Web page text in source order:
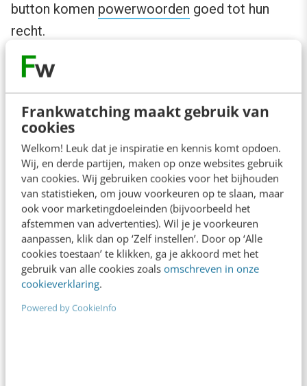
Frankwatching maakt gebruik van
cookies
Welkom! Leuk dat je inspiratie en kennis komt opdoen.
Wij, en derde partijen, maken op onze websites gebruik
van cookies. Wij gebruiken cookies voor het bijhouden
van statistieken, om jouw voorkeuren op te slaan, maar
ook voor marketingdoeleinden (bijvoorbeeld het
afstemmen van advertenties). Wil je je voorkeuren
aanpassen, klik dan op ‘Zelf instellen’. Door op ‘Alle
cookies toestaan’ te klikken, ga je akkoord met het
gebruik van alle cookies zoals omschreven in onze
cookieverklaring.
Powered by CookieInfo
button komen powerwoorden goed tot hun
recht.
Check je tekst op deze punten voordat je hem
online zet. Dan is de kans dat je informatie
overkomt veel groter.
Aan de slag met
scanbare tekst
Tadema heeft met
Tekst werkt(affiliate)
een ontzettend
praktisch handboek
geschreven, wat van